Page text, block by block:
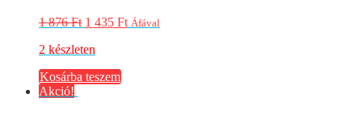
1 876Ft 1 435 Ft Áfával
2 készleten
Kosárba teszem
Akció!